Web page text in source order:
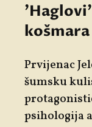
košmara
Prvijenac
šumsku
psihologija